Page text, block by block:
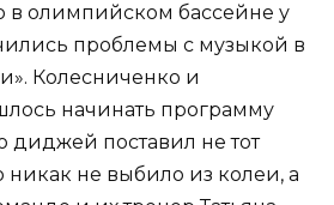
в олимпийском бассейне у
проблемы с музыкой в
Колесниченко и
начинать программу
диджей поставил не тот
никак не выбило из колеи, а